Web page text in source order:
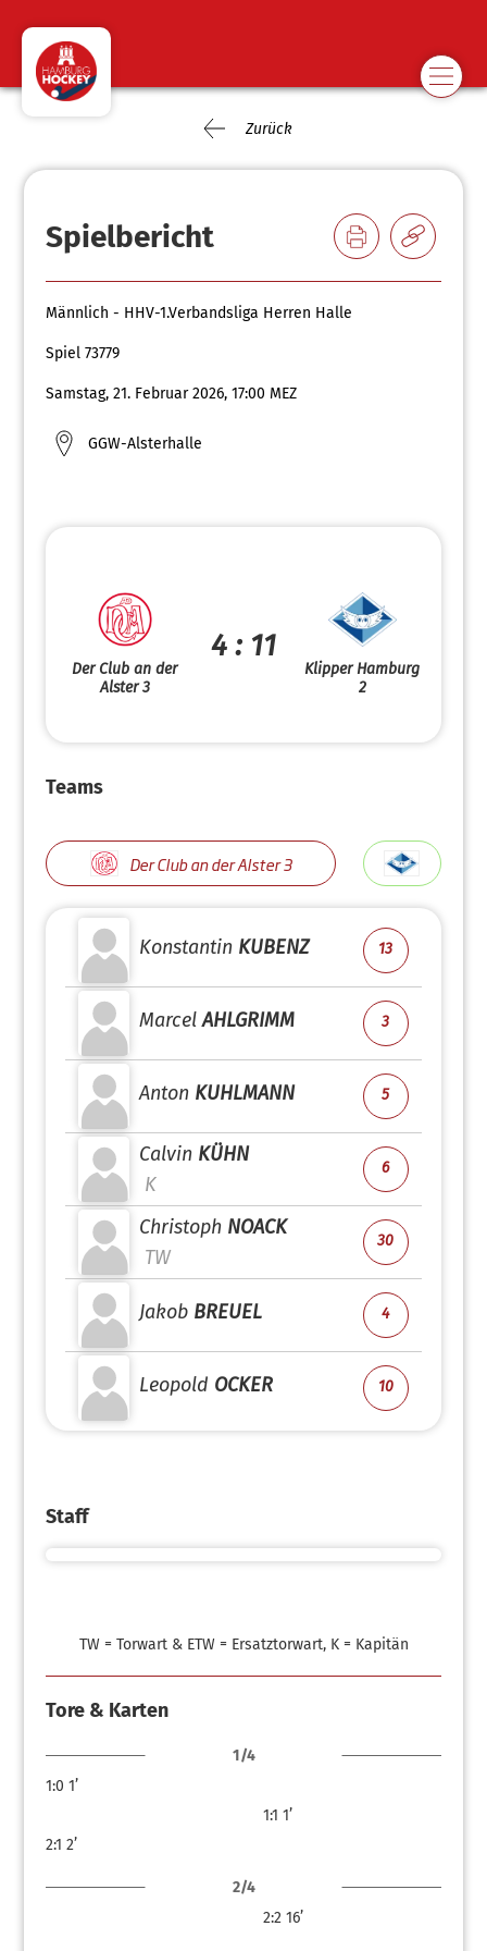
Zurück
Spielbericht
Männlich - HHV-1.Verbandsliga Herren Halle
Spiel 73779
Samstag, 21. Februar 2026, 17:00 MEZ
GGW-Alsterhalle
Der Club an der
Alster 3
4 : 11
Klipper Hamburg
2
Teams
Der Club an der Alster 3
Konstantin KUBENZ 13
Marcel AHLGRIMM 3
Anton KUHLMANN 5
Calvin KÜHN
K
6
Christoph NOACK
TW
30
Jakob BREUEL 4
Leopold OCKER 10
Staff
TW = Torwart & ETW = Ersatztorwart, K = Kapitän
Tore & Karten
1/4
1:0 1’
1:1 1’
2:1 2’
2/4
2:2 16’